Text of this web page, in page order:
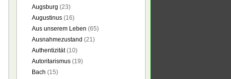
Augsburg (23)
Augustinus (16)
Aus unserem Leben (65)
Ausnahmezustand (21)
Authentizität(10)
Autoritarismus (19)
Bach (15)